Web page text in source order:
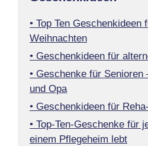
• Top Ten Geschenkideen
Weihnachten
• Geschenkideen für
• Geschenke für Senioren
und Opa
• Geschenkideen für
• Top-Ten-Geschenke für
einem Pflegeheim lebt